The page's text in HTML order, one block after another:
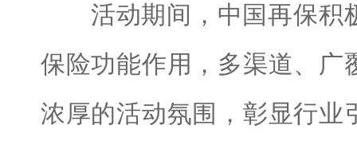
活动期间，中国再保积
保险功能作用，多渠道、广
浓厚的活动氛围，彰显行业